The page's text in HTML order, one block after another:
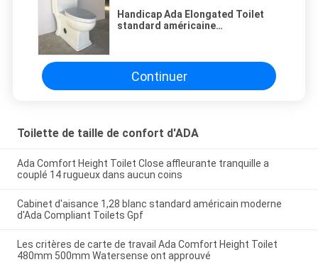
Handicap Ada Elongated Toilet
standard américaine
Continuer
Toilette de taille de confort d'ADA
Ada Comfort Height Toilet Close affleurante tranquille a
couplé 14 rugueux dans aucun coins
Cabinet d'aisance 1,28 blanc standard américain moderne
d'Ada Compliant Toilets Gpf
Les critères de carte de travail Ada Comfort Height Toilet
480mm 500mm Watersense ont approuvé